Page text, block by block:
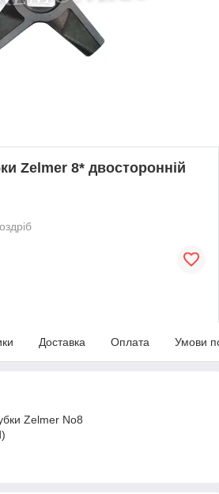
Zelmer 8* двосторонній
Доставка Оплата Умови
Zelmer No8